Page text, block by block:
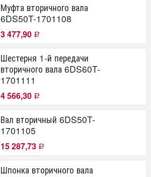
Муфта вторичного вала
6DS50T-1701108
3 477,90 Р
Шестерня 1-й передачи
вторичного вала 6DS60T-
1701111
4 566,30 Р
Вал вторичный 6DS50T-
1701105
15 287,73 Р
Шпонка вторичного вала